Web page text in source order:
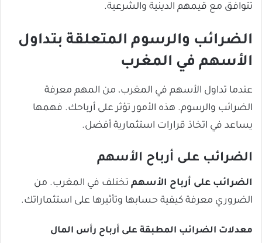
تتوافق مع قيمهم الدينية والشرعية.
الضرائب والرسوم المتعلقة بتداول
الأسهم في المغرب
عندما تداول الأسهم في المغرب، من المهم معرفة
الضرائب والرسوم. هذه الأمور تؤثر على أرباحك. فهمها
يساعد في اتخاذ قرارات استثمارية أفضل.
الضرائب على أرباح الأسهم
الضرائب على أرباح الأسهم تختلف في المغرب. من
الضروري معرفة كيفية حسابها وتأثيرها على استثماراتك.
معدلات الضرائب المطبقة على أرباح رأس المال